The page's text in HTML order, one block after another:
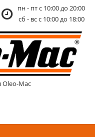
пн - пт c 10:00 до 20:00
сб - вс c 10:00 до 18:00
Mac